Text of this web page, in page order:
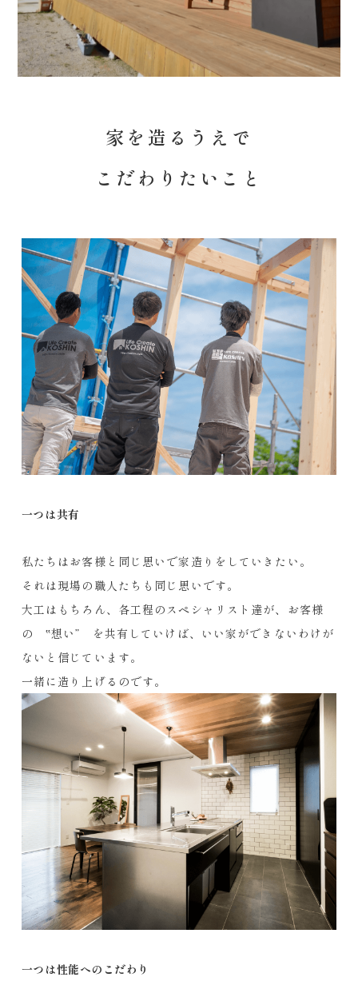
家を造るうえで
こだわりたいこと
一つは共有
私たちはお客様と同じ思いで家造りをしていきたい。
それは現場の職人たちも同じ思いです。
大工はもちろん、各工程のスペシャリスト達が、お客様
の ‟想い” を共有していけば、いい家ができないわけが
ないと信じています。
一緒に造り上げるのです。
一つは性能へのこだわり